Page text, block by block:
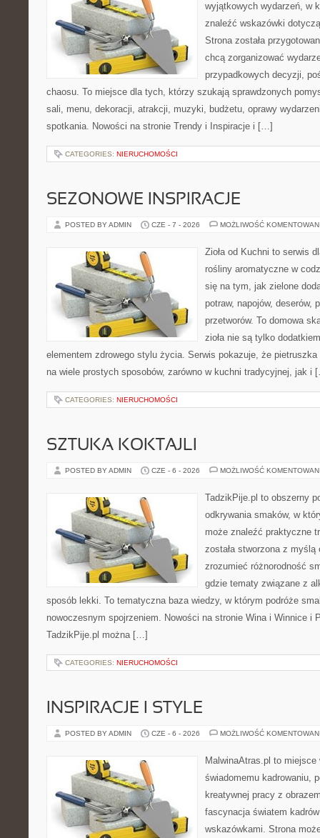
wyjątkowych wydarzeń, w
znaleźć wskazówki
Strona została
chcą zorganizować
przypadkowych decyzji,
chaosu. To miejsce dla tych, którzy szukają sprawdzonych
sali, menu, dekoracji, atrakcji, muzyki, budżetu, oprawy
spotkania. Nowości na stronie Trendy i Inspiracje i […]
CATEGORIES: NIERUCHOMOŚCI
SEZONOWE INSPIRACJE
POSTED BY ADMIN CZE - 7 - 2026 MOŻLIWOŚĆ
Zioła od Kuchni to serwis
rośliny aromatyczne w
się na tym, jak zielone
potraw, napojów, deserów,
przetworów. To domowa
zioła nie są tylko
elementem zdrowego stylu życia. Serwis pokazuje, że
na wiele prostych sposobów, zarówno w kuchni tradycyjnej, jak i
CATEGORIES: NIERUCHOMOŚCI
SZTUKA KOKTAJLI
POSTED BY ADMIN CZE - 6 - 2026 MOŻLIWOŚĆ
TadzikPije.pl to obszerny
odkrywania smaków, w
może znaleźć praktyczne
została stworzona z
zrozumieć różnorodność
gdzie tematy związane z
sposób lekki. To tematyczna baza wiedzy, w którym podróże
nowoczesnym spojrzeniem. Nowości na stronie Wina i Winnice i
TadzikPije.pl można […]
CATEGORIES: NIERUCHOMOŚCI
INSPIRACJE I STYLE
POSTED BY ADMIN CZE - 6 - 2026 MOŻLIWOŚĆ
MalwinaAtras.pl to
świadomemu kadrowaniu,
kreatywnej pracy z
fascynacja światem
wskazówkami. Strona